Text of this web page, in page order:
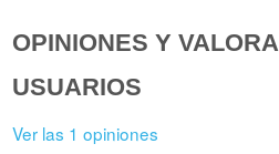
OPINIONES Y
USUARIOS
Ver las 1 opiniones